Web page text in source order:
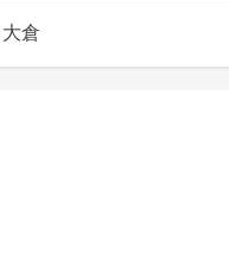
大倉